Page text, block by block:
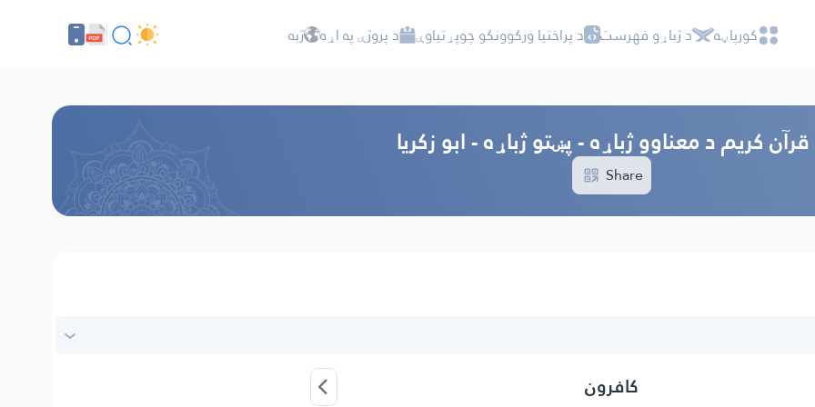
کور‌پاڼه د ژباړو فهرست د پراختیا ورکوونکو چوپړتیاوې د پروژې په اړه ژبه
کریم د معناوو ژباړه - پښتو ژباړه - ابو زکریا
Share
کافرون